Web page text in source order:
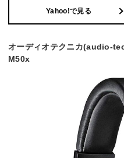
Yahoo!で見る
オーディオテクニカ(audio-
M50x